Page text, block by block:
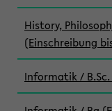
History,
(Einschreibung
Informatik / B.Sc.